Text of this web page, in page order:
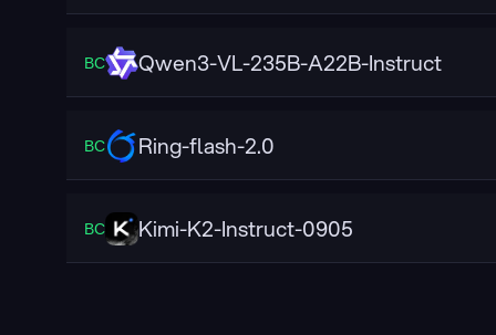
ВС Qwen3-VL-235B-A22B-Instruct
ВС Ring-flash-2.0
ВС Kimi-K2-Instruct-0905